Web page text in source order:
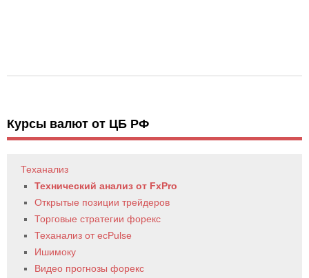
Курсы валют от ЦБ РФ
Теханализ
Технический анализ от FxPro
Открытые позиции трейдеров
Торговые стратегии форекс
Теханализ от ecPulse
Ишимоку
Видео прогнозы форекс